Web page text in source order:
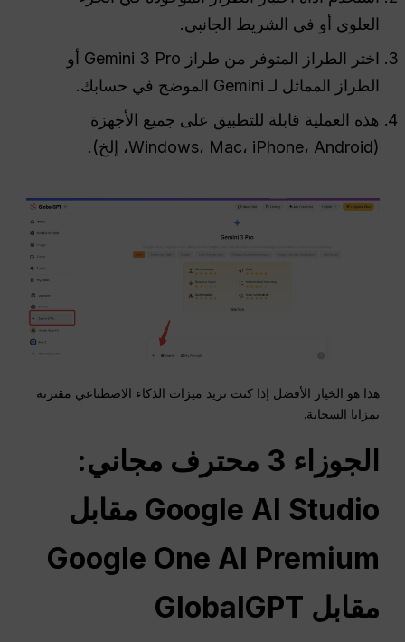
العلوي أو في الشريط الجانبي.
اختر الطراز المتوفر من طراز Gemini 3 Pro أو
الطراز المماثل لـ Gemini الموضح في حسابك.
هذه العملية قابلة للتطبيق على جميع الأجهزة
(Windows، Mac، iPhone، Android، إلخ).
هذا هو الخيار الأفضل إذا كنت تريد ميزات الذكاء الاصطناعي مقترنة
بمزايا السحابة.
الجوزاء 3 محترف مجاني:
Google AI Studio مقابل
Google One AI Premium
مقابل GlobalGPT